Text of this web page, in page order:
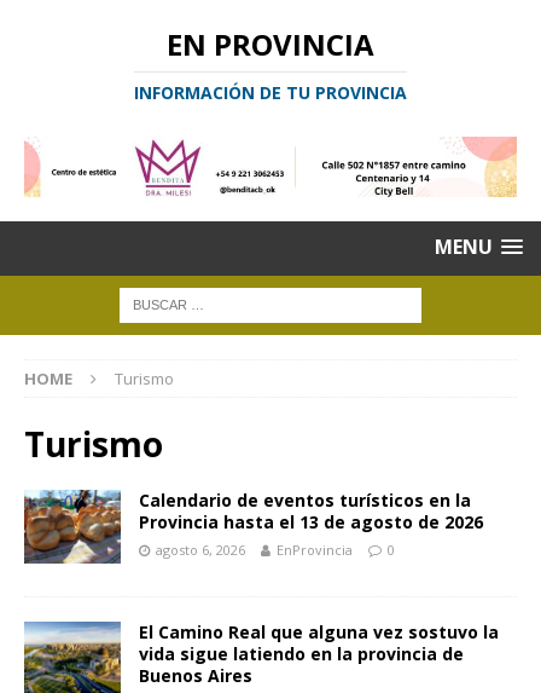
EN PROVINCIA
INFORMACIÓN DE TU PROVINCIA
MENU
HOME Turismo
Turismo
Calendario de eventos turísticos en la
Provincia hasta el 13 de agosto de 2026
agosto 6, 2026 EnProvincia 0
El Camino Real que alguna vez sostuvo la
vida sigue latiendo en la provincia de
Buenos Aires